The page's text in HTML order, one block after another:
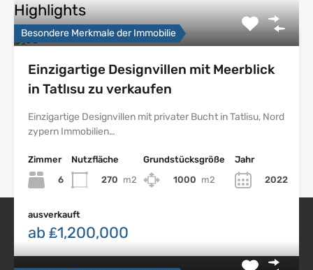
Highlights
Besondere Merkmale der Immobilie
Einzigartige Designvillen mit Meerblick
in Tatlısu zu verkaufen
Einzigartige Designvillen mit privater Bucht in Tatlisu, Nord
zypern Immobilien…
Zimmer
6
Nutzfläche
270 m2
Grundstücksgröße
1000 m2
Jahr
2022
ausverkauft
ab ₤1,200,000
Nordzypern Immobilien